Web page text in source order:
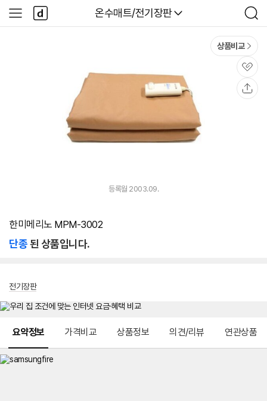
다나와
온수매트/전기장판
검
색
사
이
다
나
와
상품비교
관
심
등록월 2003.09.
한미메리노 MPM-3002
단종된 상품입니다.
전기장판
요약정보 가격비교 상품정보 의견/리뷰 연관상품